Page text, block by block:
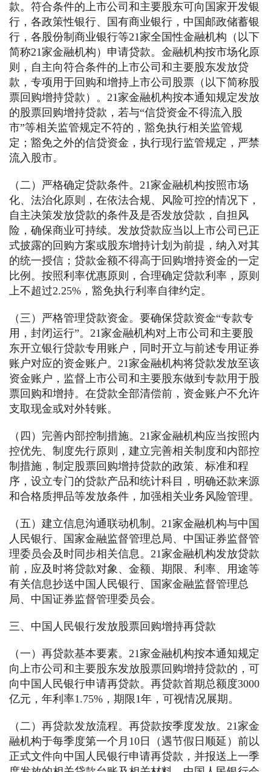
款。符合条件的上市公司和主要股东可向国家开发银
行，各政策性银行、国有商业银行，中国邮政储蓄银
行，各股份制商业银行等21家全国性金融机构（以下
简称21家金融机构）申请贷款。金融机构按市场化原
则，自主向符合条件的上市公司和主要股东发放贷
款，专项用于回购和增持上市公司股票（以下简称股
票回购增持贷款）。21家金融机构按本通知规定发放
的股票回购增持贷款，若与“信贷资金不得流入股
市”等相关监管规定不符的，豁免执行相关监管规
定；豁免之外的信贷资金，执行现行监管规定，严禁
流入股市。
（二）严格确定贷款条件。21家金融机构按照市场
化、法治化原则，在依法合规、风险可控的情况下，
自主决策发放贷款的条件及是否发放贷款，自担风
险，确保商业可持续。发放贷款应当以上市公司已正
式披露的回购方案或股东增持计划为前提，纳入对其
的统一授信；贷款金额不得高于回购增持资金的一定
比例。按照利率优惠原则，合理确定贷款利率，原则
上不超过2.25%，豁免执行利率自律约定。
（三）严格管理贷款资金。要确保贷款资金“专款专
用，封闭运行”。21家金融机构对上市公司和主要股
东开立银行贷款专用账户，同时开立与前述专用证券
账户对应的资金账户。21家金融机构将贷款发放至该
资金账户，监督上市公司和主要股东做到专款用于股
票回购和增持。在贷款全部清偿前，资金账户不允许
支取现金或对外转账。
（四）完善内部控制措施。21家金融机构应当按照内
控优先、制度先行原则，建立完善相关制度和内部控
制措施，制定股票回购增持贷款的政策、标准和程
序，设立专门的贷款产品和统计科目，明确还款来源
和合格质押品等发放条件，加强相关业务风险管理。
（五）建立信息沟通联动机制。21家金融机构与中国
人民银行、国家金融监督管理总局、中国证券监督管
理委员会及时同步相关信息。21家金融机构发放贷款
前，应及时将贷款对象、金额、期限、利率、用途等
有关信息抄送中国人民银行、国家金融监督管理总
局、中国证券监督管理委员会。
三、中国人民银行发放股票回购增持再贷款
（一）再贷款基本要素。21家金融机构按本通知规定
向上市公司和主要股东发放股票回购增持贷款的，可
向中国人民银行申请再贷款。再贷款首期总额度3000
亿元，年利率1.75%，期限1年，可视情况展期。
（二）再贷款发放流程。再贷款按季度发放。21家金
融机构于每季度第一个月10日（遇节假日顺延）前以
正式文件向中国人民银行申请再贷款，并报送上一季